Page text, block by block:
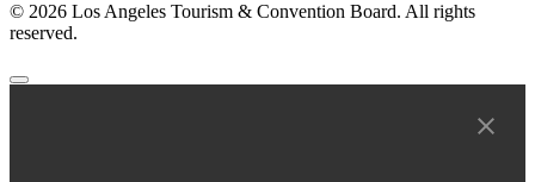
© 2026 Los Angeles Tourism & Convention Board. All rights
reserved.